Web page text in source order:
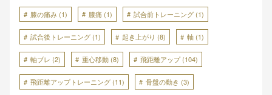
膝の痛み (1) 膝痛 (1) 試合前トレーニング (1)
試合後トレーニング (1) 起き上がり (8) 軸 (1)
軸ブレ (2) 重心移動 (8) 飛距離アップ(104)
飛距離アップトレーニング (11) 骨盤の動き (3)